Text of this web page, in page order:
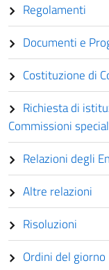
Regolamenti
Documenti e
Costituzione di
Richiesta di
Commissioni
Relazioni degli
Altre relazioni
Risoluzioni
Ordini del giorno